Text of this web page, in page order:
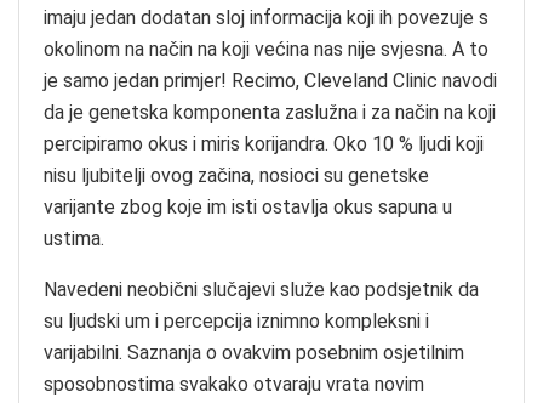
imaju jedan dodatan sloj informacija koji ih povezuje s
okolinom na način na koji većina nas nije svjesna. A to
je samo jedan primjer! Recimo, Cleveland Clinic navodi
da je genetska komponenta zaslužna i za način na koji
percipiramo okus i miris korijandra. Oko 10 % ljudi koji
nisu ljubitelji ovog začina, nosioci su genetske
varijante zbog koje im isti ostavlja okus sapuna u
ustima.
Navedeni neobični slučajevi služe kao podsjetnik da
su ljudski um i percepcija iznimno kompleksni i
varijabilni. Saznanja o ovakvim posebnim osjetilnim
sposobnostima svakako otvaraju vrata novim